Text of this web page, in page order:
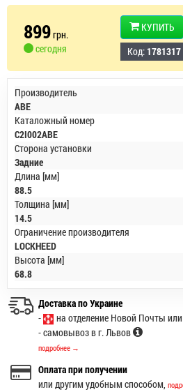
899грн.
сегодня
КУПИТЬ
Код:
Производитель
ABE
Каталожный номер
C2I002ABE
Сторона установки
Задние
Длина [мм]
88.5
Толщина [мм]
14.5
Ограничение производителя
LOCKHEED
Высота [мм]
68.8
Доставка по Украине
-
на отделение Новой Почты
- самовывоз в г. Львов
подробнее →
Оплата при получении
или другим удобным способом,